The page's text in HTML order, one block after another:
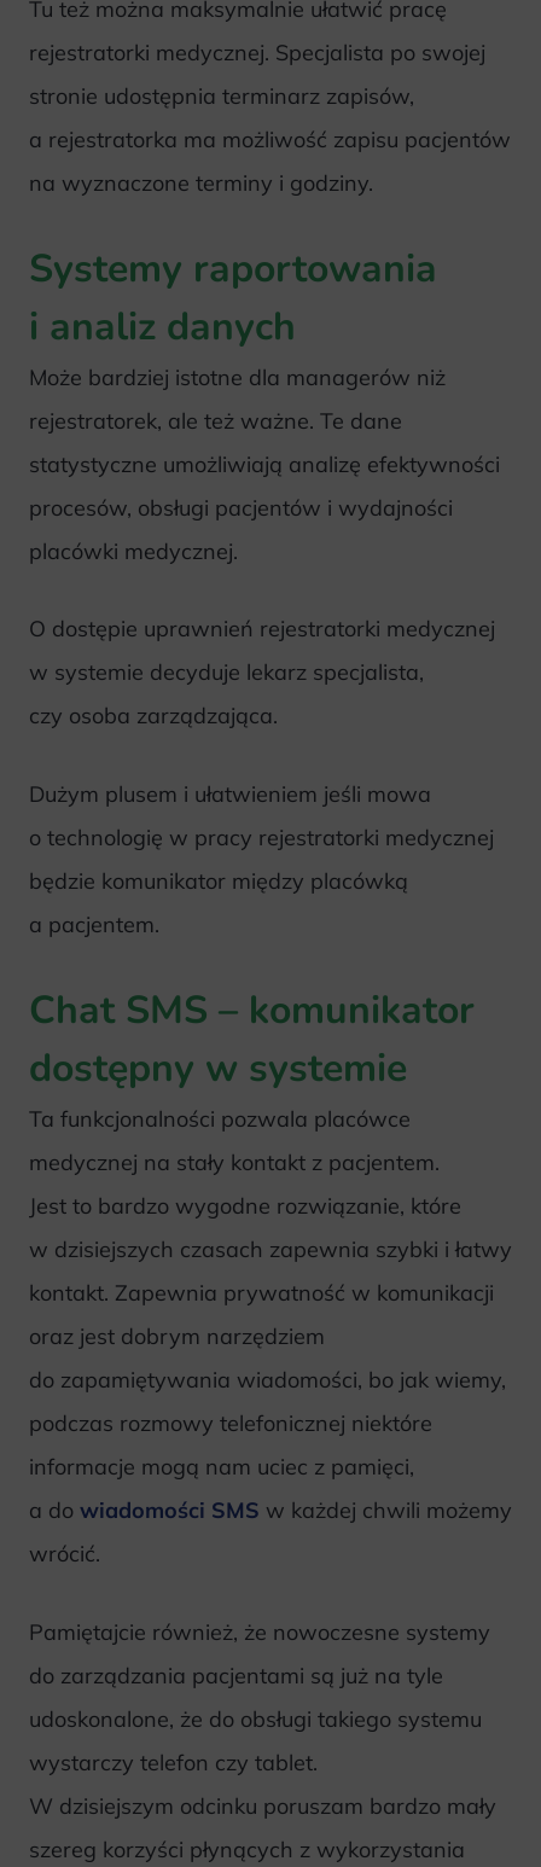
Tu też można maksymalnie ułatwić pracę
rejestratorki medycznej. Specjalista po swojej
stronie udostępnia terminarz zapisów,
a rejestratorka ma możliwość zapisu pacjentów
na wyznaczone terminy i godziny.
Systemy raportowania
i analiz danych
Może bardziej istotne dla managerów niż
rejestratorek, ale też ważne. Te dane
statystyczne umożliwiają analizę efektywności
procesów, obsługi pacjentów i wydajności
placówki medycznej.
O dostępie uprawnień rejestratorki medycznej
w systemie decyduje lekarz specjalista,
czy osoba zarządzająca.
Dużym plusem i ułatwieniem jeśli mowa
o technologię w pracy rejestratorki medycznej
będzie komunikator między placówką
a pacjentem.
Chat SMS – komunikator
dostępny w systemie
Ta funkcjonalności pozwala placówce
medycznej na stały kontakt z pacjentem.
Jest to bardzo wygodne rozwiązanie, które
w dzisiejszych czasach zapewnia szybki i łatwy
kontakt. Zapewnia prywatność w komunikacji
oraz jest dobrym narzędziem
do zapamiętywania wiadomości, bo jak wiemy,
podczas rozmowy telefonicznej niektóre
informacje mogą nam uciec z pamięci,
a do wiadomości SMS w każdej chwili możemy
wrócić.
Pamiętajcie również, że nowoczesne systemy
do zarządzania pacjentami są już na tyle
udoskonalone, że do obsługi takiego systemu
wystarczy telefon czy tablet.
W dzisiejszym odcinku poruszam bardzo mały
szereg korzyści płynących z wykorzystania